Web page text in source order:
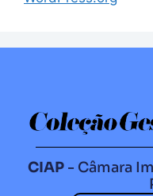
CIAP- Câmara